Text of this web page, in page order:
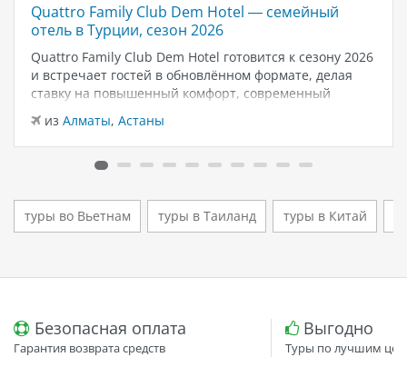
Quattro Family Club Dem Hotel — семейный
отель в Турции, сезон 2026
Quattro Family Club Dem Hotel готовится к сезону 2026
и встречает гостей в обновлённом формате, делая
ставку на повышенный комфорт, современный
дизайн и атмосферу спокойного семейного отдыха у
моря. Отель остаётся популярным выбором для тех,
кто ищет семейный отель в…
из Алматы, Астаны
туры во Вьетнам туры в Таиланд туры в Китай
Безопасная оплата
Гарантия возврата средств
Выгодно
Туры по лучшим